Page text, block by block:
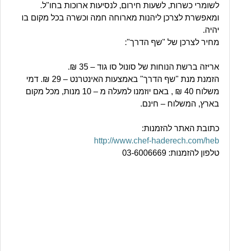
לשומרי כשרות, לשעות חירום, לנסיעות ארוכות בחו"ל.
ומאפשרת לצרכן ליהנות מארוחה חמה וכשרה בכל מקום בו
יהיה.
מחיר לצרכן של "שף הדרך":
אריזה ברשת הנוחות של סונול סו גוד – 35 ₪.
הזמנת מנת "שף הדרך" באמצעות האינטרנט – 29 ₪. דמי
משלוח 40 ₪ , באם יוזמנו למעלה מ – 10 מנות, מכל מקום
בארץ, המשלוח – חינם.
כתובת האתר להזמנות:
http://www.chef-haderech.com/heb
טלפון להזמנות: 03-6006669